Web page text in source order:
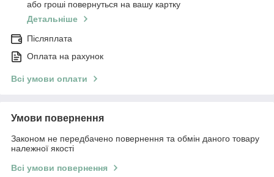
або гроші повернуться на вашу картку
Детальніше
Післяплата
Оплата на рахунок
Всі умови оплати
Умови повернення
Законом не передбачено повернення та обмін даного товару
належної якості
Всі умови повернення